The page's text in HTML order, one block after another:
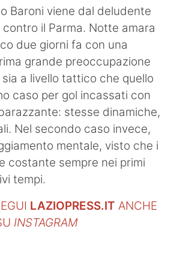
Baroni viene dal deludente
il Parma. Notte amara
due giorni fa con una
grande preoccupazione
a livello tattico che quello
caso per gol incassati con
stesse dinamiche,
Nel secondo caso invece,
mentale, visto che i
costante sempre nei primi
tempi.
LAZIOPRESS.IT ANCHE
INSTAGRAM